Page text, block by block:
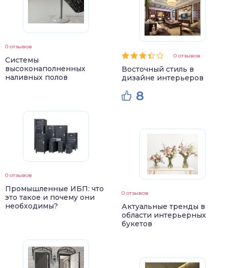
0 отзывов
Системы
высоконаполненных
наливных полов
0 отзывов
Промышленные ИБП: что
это такое и почему они
необходимы?
0 отзывов
Восточный стиль в
дизайне интерьеров
8
0 отзывов
Актуальные тренды в
области интерьерных
букетов